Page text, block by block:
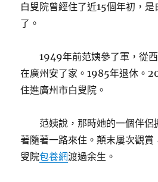
白叟院曾經住了近15個年初，
了。
1949年前范姨參了軍，從西
在廣州安了家。1985年退休。
住進廣州市白叟院。
范姨說，那時她的一個伴侶
著隨著一路來住。顛末屢次觀賞
叟院包養網渡過余生。